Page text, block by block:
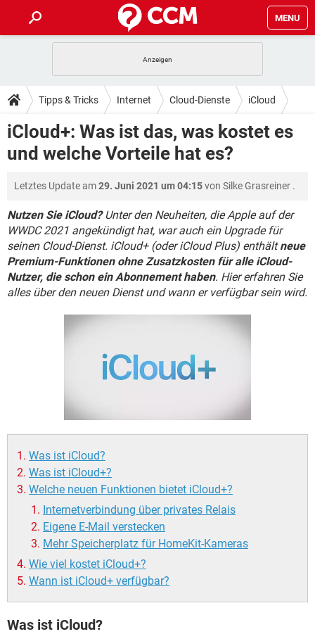
MENU
ANDROID IOS
WINDOWS 10 INSTAGRAM
WHATSAPP TIKTOK
TIPPS & TRICKS
SPIELE
ANDROID IOS
WHATSAPP TIKTOK
FACEBOOK HARDWARE
DOWNLOADS
SPIELE STREAMING
WHATSAPP
FACEBOOK HARDWARE
FORUM
SPIELE STREAMING
ANDROID IOS
WINDOWS 10 INSTAGRAM
WHATSAPP TIKTOK
FACEBOOK HARDWARE
SPIELE STREAMING
ANDROID IOS
WINDOWS 10 INSTAGRAM
WHATSAPP TIKTOK
Tipps & Tricks Internet Cloud-Dienste iCloud
iCloud+: Was ist das, was kostet es
und welche Vorteile hat es?
Letztes Update am29. Juni 2021 um 04:15von Silke Grasreiner .
Nutzen Sie iCloud?Unter den Neuheiten, die Apple auf der
WWDC 2021 angekündigt hat, war auch ein Upgrade für
seinen Cloud-Dienst. iCloud+ (oder iCloud Plus) enthältneue
Premium-Funktionen ohne Zusatzkosten für alle iCloud-
Nutzer, die schon ein Abonnement haben. Hier erfahren Sie
alles über den neuen Dienst und wann er verfügbar sein wird.
Was ist iCloud?
Was ist iCloud+?
Welche neuen Funktionen bietet iCloud+?
Internetverbindung über privates Relais
Eigene E-Mail verstecken
Mehr Speicherplatz für HomeKit-Kameras
Wie viel kostet iCloud+?
Wann ist iCloud+ verfügbar?
Was ist iCloud?